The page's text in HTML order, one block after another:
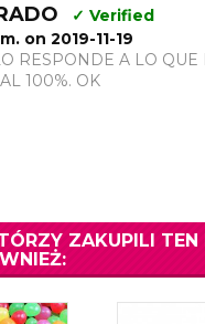
✓ Verified
on 2019-11-19
RESPONDE A LO QUE
100%. OK
ZAKUPILI TEN